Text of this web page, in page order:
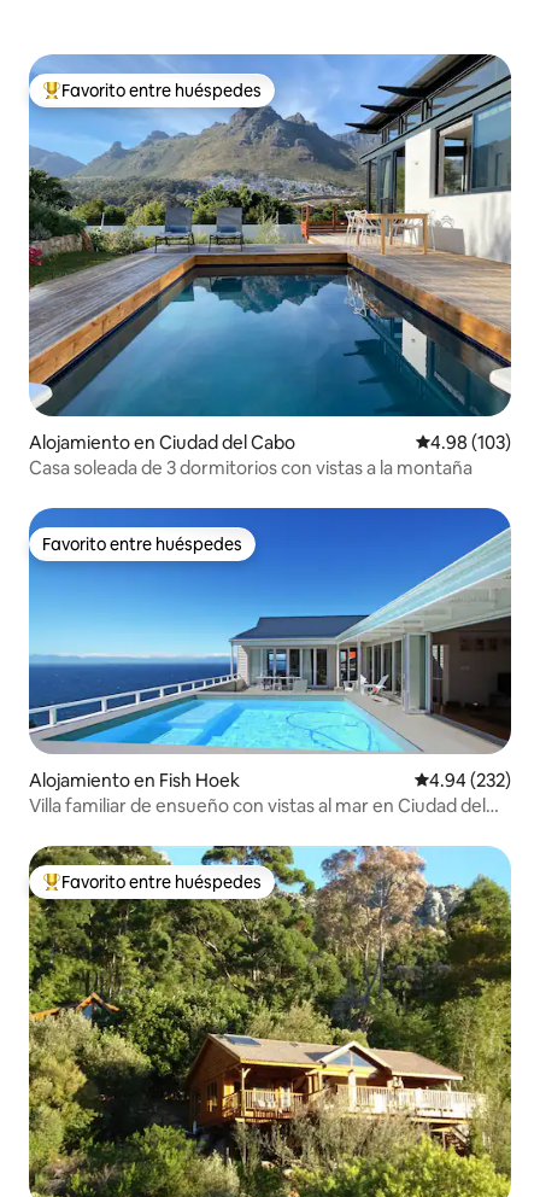
Favorito entre huéspedes preferido
Favorito entre huéspedes
Alojamiento en Ciudad del Cabo Calificación
4.98 (103)
Casa soleada de 3 dormitorios con vistas a la montaña
Favorito entre huéspedes
Favorito entre huéspedes
Alojamiento en Fish Hoek Calificación
4.94 (232)
Villa familiar de ensueño con vistas al mar en Ciudad del
Favorito entre huéspedes preferido
Favorito entre huéspedes